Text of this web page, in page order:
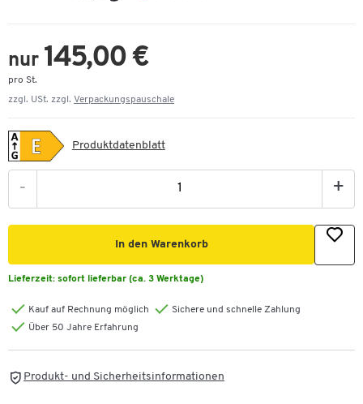
nur 145,00 €
pro St.
zzgl. USt. zzgl. Verpackungspauschale
Produktdatenblatt
- +
In den Warenkorb
Lieferzeit: sofort lieferbar (ca. 3 Werktage)
Kauf auf Rechnung möglich
Sichere und schnelle Zahlung
Über 50 Jahre Erfahrung
Produkt- und Sicherheitsinformationen